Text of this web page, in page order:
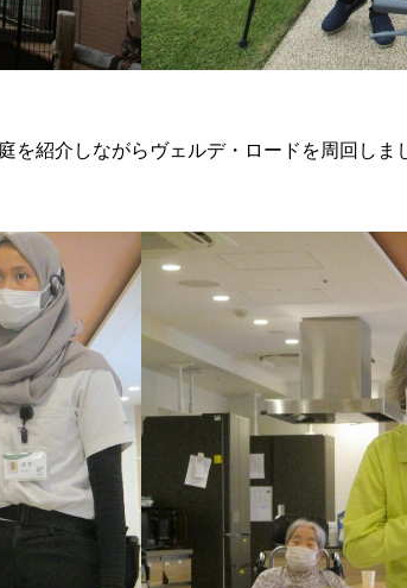
を紹介しながらヴェルデ・ロードを周回しま